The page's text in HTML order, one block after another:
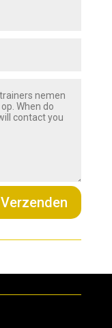
Verzenden